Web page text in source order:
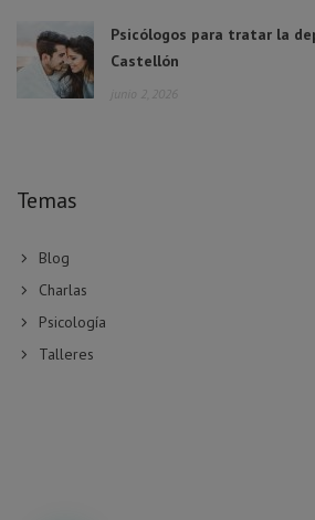
Psicólogos para tratar la
Castellón
junio 2, 2026
Temas
Blog
Charlas
Psicología
Talleres